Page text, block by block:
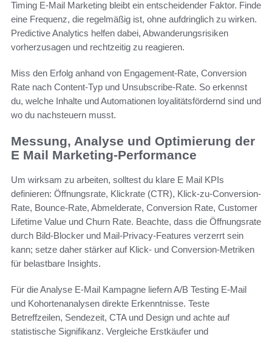
Timing E-Mail Marketing bleibt ein entscheidender Faktor. Finde
eine Frequenz, die regelmäßig ist, ohne aufdringlich zu wirken.
Predictive Analytics helfen dabei, Abwanderungsrisiken
vorherzusagen und rechtzeitig zu reagieren.
Miss den Erfolg anhand von Engagement‑Rate, Conversion
Rate nach Content‑Typ und Unsubscribe‑Rate. So erkennst
du, welche Inhalte und Automationen loyalitätsfördernd sind und
wo du nachsteuern musst.
Messung, Analyse und Optimierung der
E Mail Marketing-Performance
Um wirksam zu arbeiten, solltest du klare E Mail KPIs
definieren: Öffnungsrate, Klickrate (CTR), Klick-zu-Conversion-
Rate, Bounce-Rate, Abmelderate, Conversion Rate, Customer
Lifetime Value und Churn Rate. Beachte, dass die Öffnungsrate
durch Bild‑Blocker und Mail‑Privacy‑Features verzerrt sein
kann; setze daher stärker auf Klick- und Conversion‑Metriken
für belastbare Insights.
Für die Analyse E-Mail Kampagne liefern A/B Testing E-Mail
und Kohortenanalysen direkte Erkenntnisse. Teste
Betreffzeilen, Sendezeit, CTA und Design und achte auf
statistische Signifikanz. Vergleiche Erstkäufer und